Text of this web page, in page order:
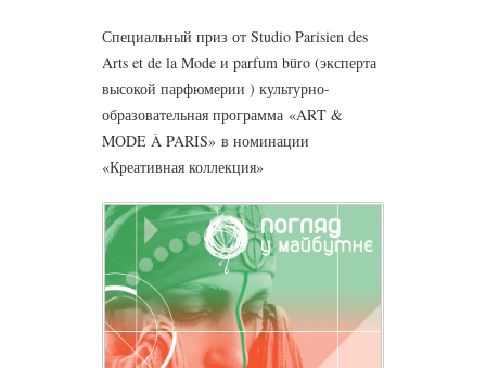
Специальный приз от Studio Parisien des
Arts et de la Mode и parfum büro (эксперта
высокой парфюмерии ) культурно-
образовательная программа «ART &
MODE À PARIS» в номинации
«Креативная коллекция»